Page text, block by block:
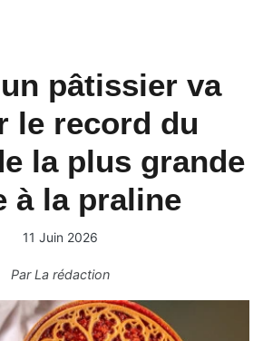
pâtissier va
le record du
la plus grande
à la praline
11 Juin 2026
ParLa rédaction